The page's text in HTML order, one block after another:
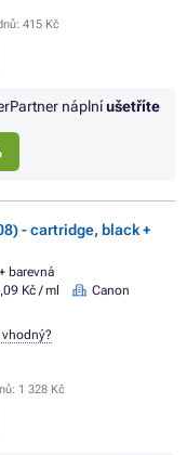
415 Kč
náplníušetříte
- cartridge, black +
barevná
Kč / ml Canon
1 328 Kč